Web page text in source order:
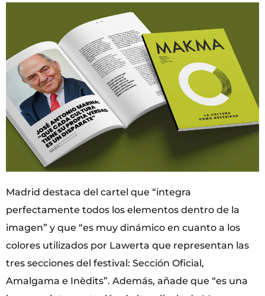
Madrid destaca del cartel que “integra
perfectamente todos los elementos dentro de la
imagen” y que “es muy dinámico en cuanto a los
colores utilizados por Lawerta que representan las
tres secciones del festival: Sección Oficial,
Amalgama e Inèdits”. Además, añade que “es una